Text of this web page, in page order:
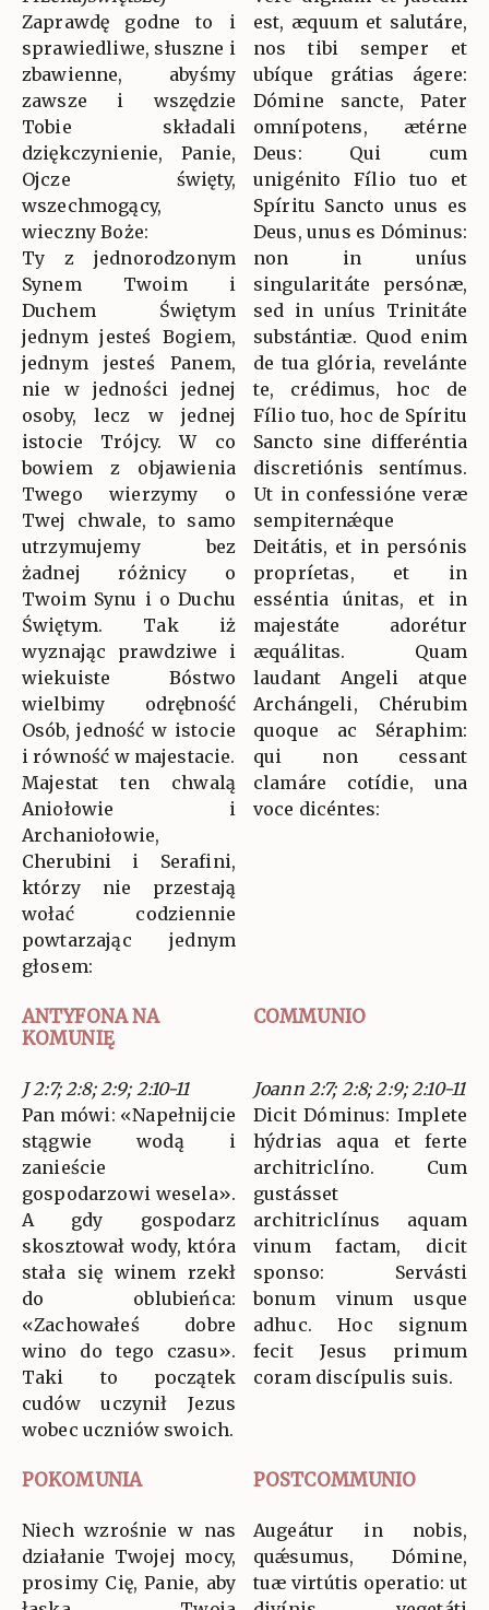
Zaprawdę godne to i
sprawiedliwe, słuszne i
zbawienne, abyśmy
zawsze i wszędzie
Tobie składali
dziękczynienie, Panie,
Ojcze święty,
wszechmogący,
wieczny Boże:
Ty z jednorodzonym
Synem Twoim i
Duchem Świętym
jednym jesteś Bogiem,
jednym jesteś Panem,
nie w jedności jednej
osoby, lecz w jednej
istocie Trójcy. W co
bowiem z objawienia
Twego wierzymy o
Twej chwale, to samo
utrzymujemy bez
żadnej różnicy o
Twoim Synu i o Duchu
Świętym. Tak iż
wyznając prawdziwe i
wiekuiste Bóstwo
wielbimy odrębność
Osób, jedność w istocie
i równość w majestacie.
Majestat ten chwalą
Aniołowie i
Archaniołowie,
Cherubini i Serafini,
którzy nie przestają
wołać codziennie
powtarzając jednym
głosem:
est, æquum et salutáre,
nos tibi semper et
ubíque grátias ágere:
Dómine sancte, Pater
omnípotens, ætérne
Deus: Qui cum
unigénito Fílio tuo et
Spíritu Sancto unus es
Deus, unus es Dóminus:
non in uníus
singularitáte persónæ,
sed in uníus Trinitáte
substántiæ. Quod enim
de tua glória, revelánte
te, crédimus, hoc de
Fílio tuo, hoc de Spíritu
Sancto sine differéntia
discretiónis sentímus.
Ut in confessióne veræ
sempiternǽque
Deitátis, et in persónis
propríetas, et in
esséntia únitas, et in
majestáte adorétur
æquálitas. Quam
laudant Angeli atque
Archángeli, Chérubim
quoque ac Séraphim:
qui non cessant
clamáre cotídie, una
voce dicéntes:
ANTYFONA NA
KOMUNIĘ
COMMUNIO
J 2:7; 2:8; 2:9; 2:10-11
Pan mówi: «Napełnijcie
stągwie wodą i
zanieście
gospodarzowi wesela».
A gdy gospodarz
skosztował wody, która
stała się winem rzekł
do oblubieńca:
«Zachowałeś dobre
wino do tego czasu».
Taki to początek
cudów uczynił Jezus
wobec uczniów swoich.
Joann 2:7; 2:8; 2:9; 2:10-11
Dicit Dóminus: Implete
hýdrias aqua et ferte
architriclíno. Cum
gustásset
architriclínus aquam
vinum factam, dicit
sponso: Servásti
bonum vinum usque
adhuc. Hoc signum
fecit Jesus primum
coram discípulis suis.
POKOMUNIA POSTCOMMUNIO
Niech wzrośnie w nas
działanie Twojej mocy,
prosimy Cię, Panie, aby
Augeátur in nobis,
quǽsumus, Dómine,
tuæ virtútis operatio: ut